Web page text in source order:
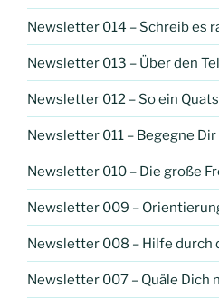
Newsletter 014 – Schreib es
Newsletter 013 – Über den
Newsletter 012 – So ein
Newsletter 011 – Begegne
Newsletter 010 – Die große
Newsletter 009 –
Newsletter 008 – Hilfe durch
Newsletter 007 – Quäle Dich